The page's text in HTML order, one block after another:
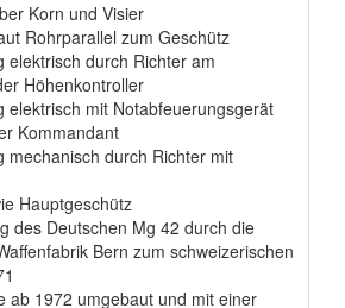
Korn und Visier
Rohrparallel zum Geschütz
elektrisch durch Richter am
Höhenkontroller
elektrisch mit Notabfeuerungsgerät
Kommandant
mechanisch durch Richter mit
Hauptgeschütz
des Deutschen Mg 42 durch die
Bern zum schweizerischen
ab 1972 umgebaut und mit einer